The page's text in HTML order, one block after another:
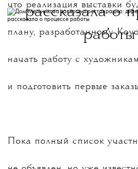
что реализация выставки
плану, разработанному
начать работу с
и подготовить первые
Пока полный список
рассказала о
работы